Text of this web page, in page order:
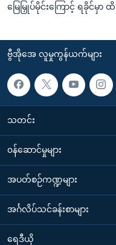
မြေမြှုပ်မိုင်းကြောင့် ရခို
ဗွီအိုအေ လူမှုကွန်ယက်များ
သတင်း
၀န်ဆောင်မှုများ
အပတ်စဉ်ကဏ္ဍများ
အင်္ဂလိပ်သင်ခန်းစာများ
ရေဒီယို